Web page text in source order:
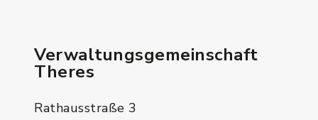
Verwaltungsgemeinschaft
Theres
Rathausstraße 3